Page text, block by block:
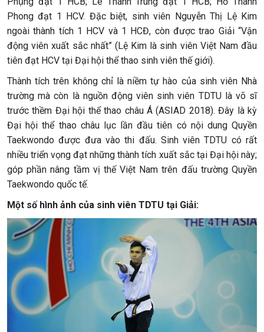
Phong đạt 1 HCV. Đặc biệt, sinh viên Nguyễn Thị Lệ Kim
ngoài thành tích 1 HCV và 1 HCĐ, còn được trao Giải “Vận
động viên xuất sắc nhất” (Lệ Kim là sinh viên Việt Nam đầu
tiên đạt HCV tại Đại hội thể thao sinh viên thế giới).
Thành tích trên không chỉ là niềm tự hào của sinh viên Nhà
trường mà còn là nguồn động viên sinh viên TDTU là võ sĩ
trước thềm Đại hội thể thao châu Á (ASIAD 2018). Đây là kỳ
Đại hội thể thao châu lục lần đầu tiên có nội dung Quyền
Taekwondo được đưa vào thi đấu. Sinh viên TDTU có rất
nhiều triển vọng đạt những thành tích xuất sắc tại Đại hội này;
góp phần nâng tầm vị thế Việt Nam trên đấu trường Quyền
Taekwondo quốc tế.
Một số hình ảnh của sinh viên TDTU tại Giải: